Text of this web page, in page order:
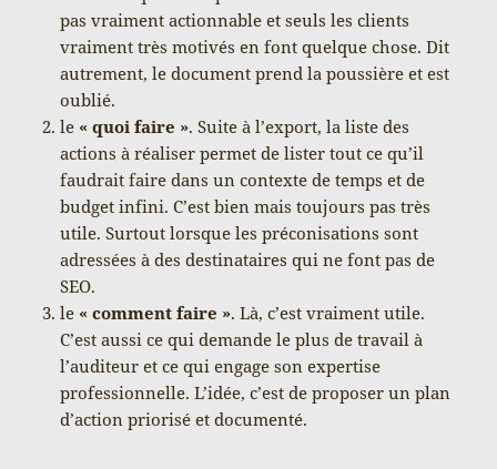
pas vraiment actionnable et seuls les clients
vraiment très motivés en font quelque chose. Dit
autrement, le document prend la poussière et est
oublié.
le « quoi faire ». Suite à l’export, la liste des
actions à réaliser permet de lister tout ce qu’il
faudrait faire dans un contexte de temps et de
budget infini. C’est bien mais toujours pas très
utile. Surtout lorsque les préconisations sont
adressées à des destinataires qui ne font pas de
SEO.
le « comment faire ». Là, c’est vraiment utile.
C’est aussi ce qui demande le plus de travail à
l’auditeur et ce qui engage son expertise
professionnelle. L’idée, c’est de proposer un plan
d’action priorisé et documenté.